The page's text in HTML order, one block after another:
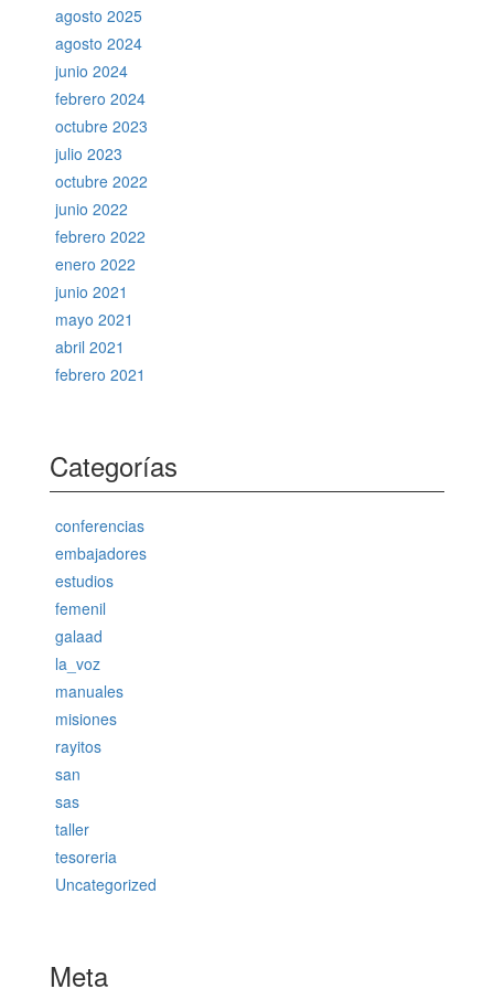
agosto 2025
agosto 2024
junio 2024
febrero 2024
octubre 2023
julio 2023
octubre 2022
junio 2022
febrero 2022
enero 2022
junio 2021
mayo 2021
abril 2021
febrero 2021
Categorías
conferencias
embajadores
estudios
femenil
galaad
la_voz
manuales
misiones
rayitos
san
sas
taller
tesoreria
Uncategorized
Meta